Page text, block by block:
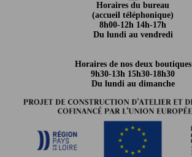
Horaires du bureau
(accueil téléphonique)
8h00-12h 14h-17h
Du lundi au vendredi
Horaires de nos deux boutiques
9h30-13h 15h30-18h30
Du lundi au dimanche